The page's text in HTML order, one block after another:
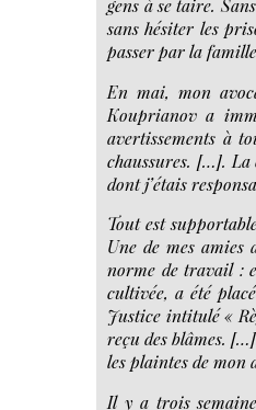
gens à se taire.
sans hésiter les
passer par la
En mai, mon
Kouprianov a
avertissements à
chaussures. […].
dont j’étais
Tout est
Une de mes amies
norme de travail :
cultivée, a été
Justice intitulé «
reçu des blâmes.
les plaintes de
Il y a trois